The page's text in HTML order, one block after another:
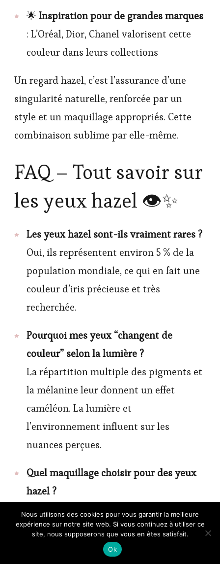
🌟 Inspiration pour de grandes marques
: L’Oréal, Dior, Chanel valorisent cette
couleur dans leurs collections
Un regard hazel, c’est l’assurance d’une
singularité naturelle, renforcée par un
style et un maquillage appropriés. Cette
combinaison sublime par elle-même.
FAQ – Tout savoir sur
les yeux hazel 👁️✨
Les yeux hazel sont-ils vraiment rares ?
Oui, ils représentent environ 5 % de la
population mondiale, ce qui en fait une
couleur d’iris précieuse et très
recherchée.
Pourquoi mes yeux “changent de
couleur” selon la lumière ?
La répartition multiple des pigments et
la mélanine leur donnent un effet
caméléon. La lumière et
l’environnement influent sur les
nuances perçues.
Quel maquillage choisir pour des yeux
hazel ?
Ciblez les teintes chaudes : cuivre,
bronze, prune, kaki, et préférez les
mascaras bruns pour un rendu naturel
Nous utilisons des cookies pour vous garantir la meilleure
expérience sur notre site web. Si vous continuez à utiliser ce
site, nous supposerons que vous en êtes satisfait.
Ok